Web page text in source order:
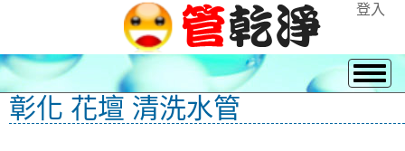
登入
彰化 花壇 清洗水管